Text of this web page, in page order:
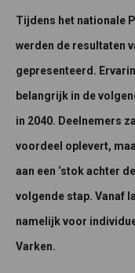
Tijdens het nationale
werden de resultaten
gepresenteerd.
belangrijk in de
in 2040. Deelnemers
voordeel oplevert,
aan een ‘stok achter
volgende stap. Vanaf
namelijk voor
Varken.